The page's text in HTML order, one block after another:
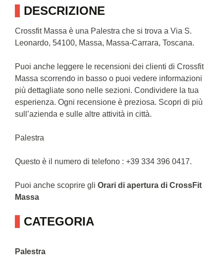
DESCRIZIONE
Crossfit Massa è una Palestra che si trova a Via S.
Leonardo, 54100, Massa, Massa-Carrara, Toscana.
Puoi anche leggere le recensioni dei clienti di Crossfit
Massa scorrendo in basso o puoi vedere informazioni
più dettagliate sono nelle sezioni. Condividere la tua
esperienza. Ogni recensione è preziosa. Scopri di più
sull’azienda e sulle altre attività in città.
Palestra
Questo è il numero di telefono : +39 334 396 0417.
Puoi anche scoprire gli Orari di apertura di CrossFit
Massa
CATEGORIA
Palestra